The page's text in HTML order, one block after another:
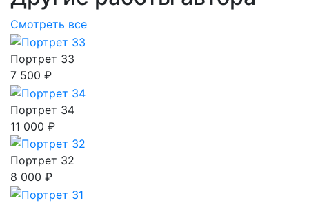
Смотреть все
Портрет 33
7 500 ₽
Портрет 34
11 000 ₽
Портрет 32
8 000 ₽